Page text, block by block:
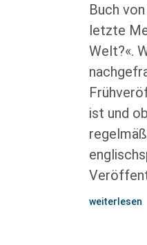
Buch
letzte
Welt?«.
ist und
weiterlesen